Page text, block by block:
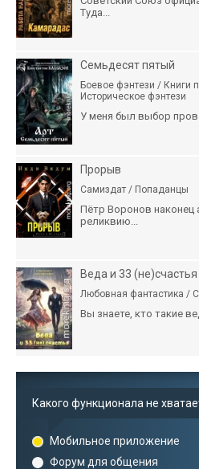
Туда...
Семьдесят пятый
Боевое фэнтези / Книги
Историческое фэнтези
У меня был выбор
Прорыв
Самиздат / Попаданцы
Пётр Воронов наконец
реликвию...
Веда и 33 (не)счастья
Любовная фантастика /
Вы знаете, кто такие
Какого функционала не
Мобильное приложение
Форум для общения